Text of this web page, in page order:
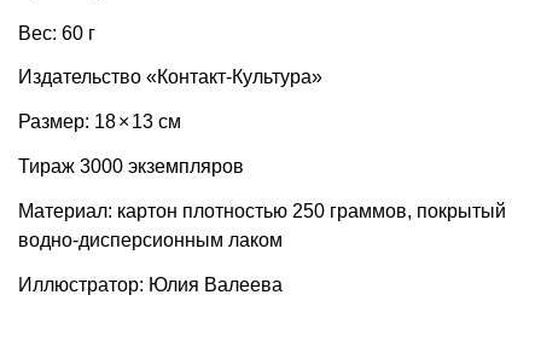
Вес: 60 г
Издательство «Контакт-Культура»
Размер: 18× 13 см
Тираж 3000 экземпляров
Материал: картон плотностью 250 граммов, покрытый
водно-дисперсионным лаком
Иллюстратор: Юлия Валеева